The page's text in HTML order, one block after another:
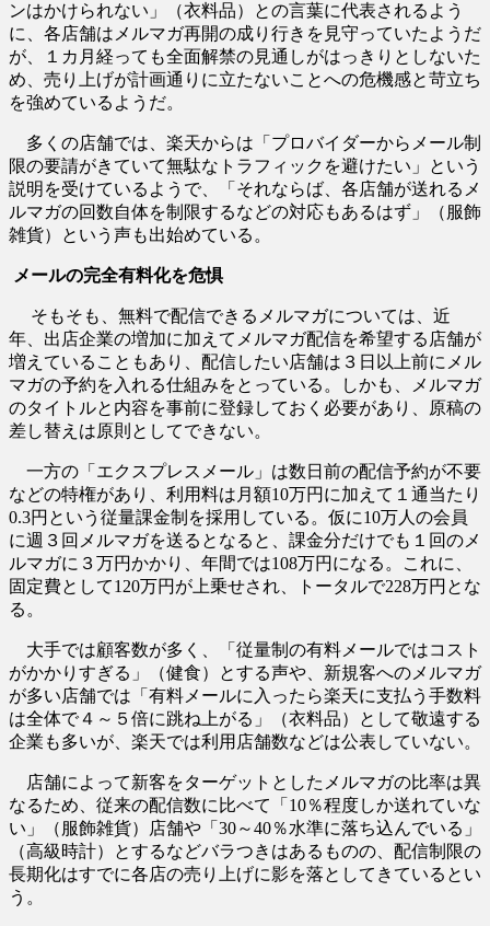
ンはかけられない」（衣料品）との言葉に代表されるよう
に、各店舗はメルマガ再開の成り行きを見守っていたようだ
が、１カ月経っても全面解禁の見通しがはっきりとしないた
め、売り上げが計画通りに立たないことへの危機感と苛立ち
を強めているようだ。
多くの店舗では、楽天からは「プロバイダーからメール制
限の要請がきていて無駄なトラフィックを避けたい」という
説明を受けているようで、「それならば、各店舗が送れるメ
ルマガの回数自体を制限するなどの対応もあるはず」（服飾
雑貨）という声も出始めている。
メールの完全有料化を危惧
そもそも、無料で配信できるメルマガについては、近
年、出店企業の増加に加えてメルマガ配信を希望する店舗が
増えていることもあり、配信したい店舗は３日以上前にメル
マガの予約を入れる仕組みをとっている。しかも、メルマガ
のタイトルと内容を事前に登録しておく必要があり、原稿の
差し替えは原則としてできない。
一方の「エクスプレスメール」は数日前の配信予約が不要
などの特権があり、利用料は月額10万円に加えて１通当たり
0.3円という従量課金制を採用している。仮に10万人の会員
に週３回メルマガを送るとなると、課金分だけでも１回のメ
ルマガに３万円かかり、年間では108万円になる。これに、
固定費として120万円が上乗せされ、トータルで228万円とな
る。
大手では顧客数が多く、「従量制の有料メールではコスト
がかかりすぎる」（健食）とする声や、新規客へのメルマガ
が多い店舗では「有料メールに入ったら楽天に支払う手数料
は全体で４～５倍に跳ね上がる」（衣料品）として敬遠する
企業も多いが、楽天では利用店舗数などは公表していない。
店舗によって新客をターゲットとしたメルマガの比率は異
なるため、従来の配信数に比べて「10％程度しか送れていな
い」（服飾雑貨）店舗や「30～40％水準に落ち込んでいる」
（高級時計）とするなどバラつきはあるものの、配信制限の
長期化はすでに各店の売り上げに影を落としてきているとい
う。